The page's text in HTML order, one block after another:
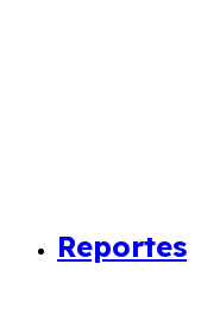
Reportes